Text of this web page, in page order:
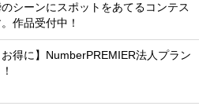
シーンにスポットをあてるコンテス
作品受付中！
お得に】NumberPREMIER法人プラン